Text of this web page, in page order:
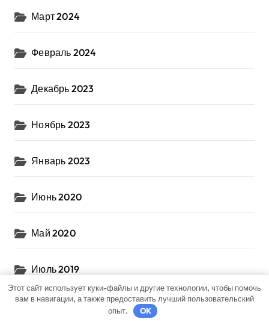
Март 2024
Февраль 2024
Декабрь 2023
Ноябрь 2023
Январь 2023
Июнь 2020
Май 2020
Июль 2019
Этот сайт использует куки-файлы и другие технологии, чтобы помочь
вам в навигации, а также предоставить лучший пользовательский
опыт.
OK